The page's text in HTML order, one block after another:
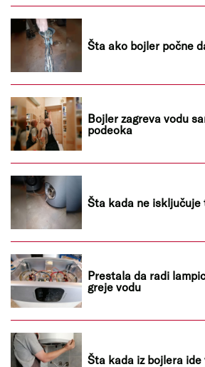
Šta ako bojler počne
Bojler zagreva vodu
podeoka
Šta kada ne
Prestala da radi
greje vodu
Šta kada iz bojlera ide